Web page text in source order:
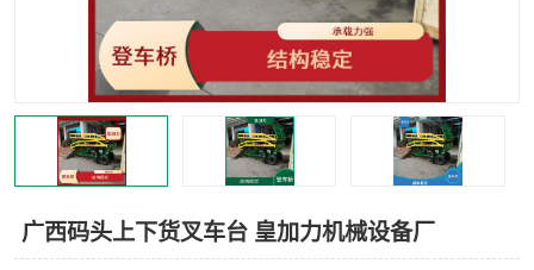
广西码头上下货叉车台 皇加力机械设备厂